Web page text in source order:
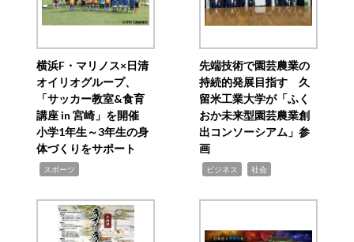
横浜F・マリノス×日清
オイリオグループ、
「サッカー教室&食育
講座 in 宮崎」を開催
小学1年生～3年生の身
体づくりをサポート
スポーツ
先端技術で園芸農業の
持続的発展目指す 久
留米工業大学が「ふく
おか未来型園芸農業創
出コンソーシアム」参
画
ビジネス 社会